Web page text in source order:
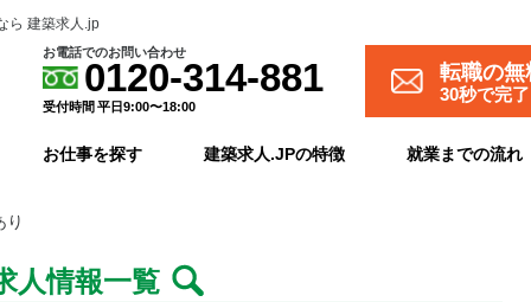
ら 建築求人.jp
お電話でのお問い合わせ
0120-314-881
受付時間 平日9:00〜18:00
転職の
30秒で完
お仕事を探す 建築求人.JPの特徴 就業までの流れ
り
人情報一覧